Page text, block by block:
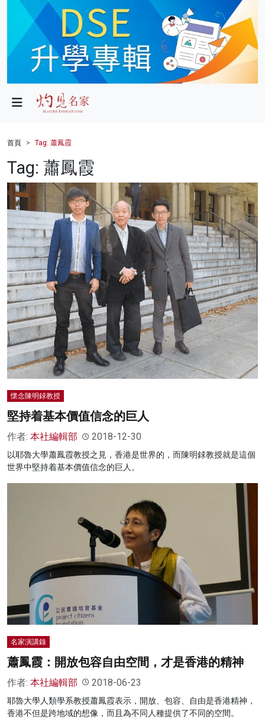
政局
財經
健康
商業
科技
影片
名家榜
灼見活動
關於我們
首頁 Tag: 蕭鳳霞
Tag: 蕭鳳霞
懷念陳明銶教授
堅持着基本價值信念的巨人
作者: 本社編輯部 2018-12-30
以耶魯大學蕭鳳霞教授之見，香港是世界的，而陳明銶教授就是這個
世界中堅持着基本價值信念的巨人。
名家演講錄
蕭鳳霞：開放包容自由空間，才是香港的精神
作者: 本社編輯部 2018-06-23
耶魯大學人類學系教授蕭鳳霞表示，開放、包容、自由是香港精神，
香港不但是跨地域的想像，而且為不同人種提供了不同的空間。